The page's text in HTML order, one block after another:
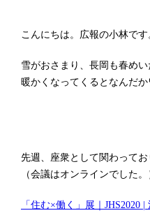
こんにちは。広報の小林です
雪がおさまり、長岡も春め
暖かくなってくるとなんだ
先週、座衆として関わって
（会議はオンラインでした。
「住む×働く」展｜JHS2020